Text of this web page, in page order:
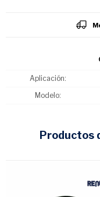
Aplicación
Modelo